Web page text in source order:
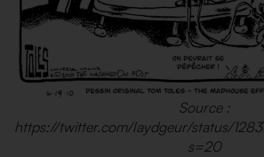
Source :
https://twitter.com/laydgeur/status/
s=20